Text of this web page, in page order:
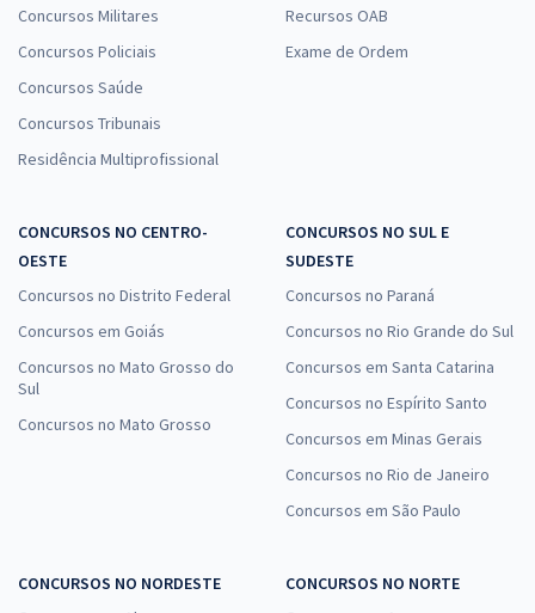
Concursos Militares
Concursos Policiais
Concursos Saúde
Concursos Tribunais
Residência Multiprofissional
Recursos OAB
Exame de Ordem
CONCURSOS NO CENTRO-
OESTE
Concursos no Distrito Federal
Concursos em Goiás
Concursos no Mato Grosso do
Sul
Concursos no Mato Grosso
CONCURSOS NO SUL E
SUDESTE
Concursos no Paraná
Concursos no Rio Grande do Sul
Concursos em Santa Catarina
Concursos no Espírito Santo
Concursos em Minas Gerais
Concursos no Rio de Janeiro
Concursos em São Paulo
CONCURSOS NO NORDESTE
CONCURSOS NO NORTE